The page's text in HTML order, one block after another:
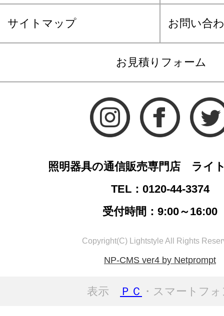
サイトマップ お問い合
お見積りフォーム
照明器具の通信販売専門店 ライ
TEL：0120-44-3374
受付時間：9:00～16:00
Copyright(C) Lightstyle All Rights
NP-CMS ver4 by Netprompt
表示 ＰＣ ・スマートフ